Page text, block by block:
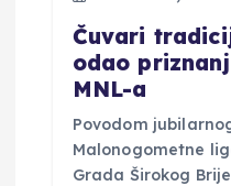
Čuvari
odao
MNL-a
Povodom
Malonogometne
Grada Širokog